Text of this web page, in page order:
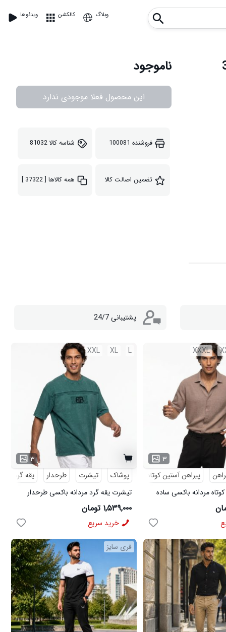
ویدئوها کالکشن وبلاگ
ناموجود
این محصول فعلا موجودی ندارد
فروشنده 100081 شناسه کالا81032
تضمین اصالت کالا همه کالاها [ 37322 ]
پشتیبانی 24/7
XXXL
۳
پیراهن آستین کوتاه
مردانه باکسی ساده
L
XL
XXL
۳
پوشاک
تیشرت طرحدار
یقه گرد
تیشرت یقه گرد مردانه باکسی طرحدار
مچینست سبز Balenciaga مدل 50944
۱,۵۳۹,۰۰۰ تومان
خرید سریع
فری سایز